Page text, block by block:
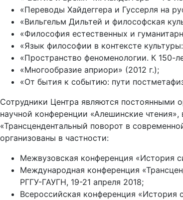
«Переводы Хайдеггера и Гуссерля на
«Вильгельм Дильтей и философская
«Философия естественных и
«Язык философии в контексте
«Пространство феноменологии. К 150-
«Многообразие априори» (2012 г.);
«От бытия к событию: пути
Сотрудники Центра являются постоянными
научной конференции «Алешинские
«Трансцендентальный поворот в
организованы в частности:
Межвузовская конференция «История
Международная конференция
РГГУ-ГАУГН, 19-21 апреля 2018;
Всероссийская конференция